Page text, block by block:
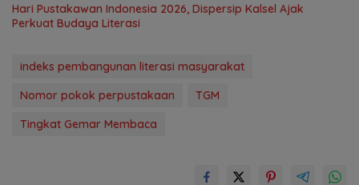
Hari Pustakawan Indonesia 2026, Dispersip Kalsel Ajak
Perkuat Budaya Literasi
indeks pembangunan literasi masyarakat
Nomor pokok perpustakaan
TGM
Tingkat Gemar Membaca